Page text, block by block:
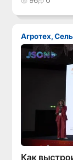
Агротех,
Как